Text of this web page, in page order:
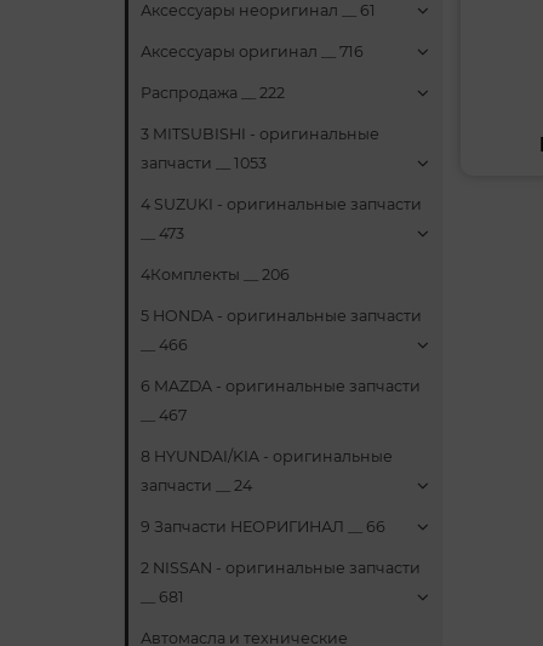
Аксессуары неоригинал __ 61
Аксессуары оригинал __ 716
Распродажа __ 222
3 MITSUBISHI - оригинальные
запчасти __ 1053
4 SUZUKI - оригинальные запчасти
__ 473
4Комплекты __ 206
5 HONDA - оригинальные запчасти
__ 466
6 MAZDA - оригинальные запчасти
__ 467
8 HYUNDAI/KIA - оригинальные
запчасти __ 24
9 Запчасти НЕОРИГИНАЛ __ 66
2 NISSAN - оригинальные запчасти
__ 681
Автомасла и технические